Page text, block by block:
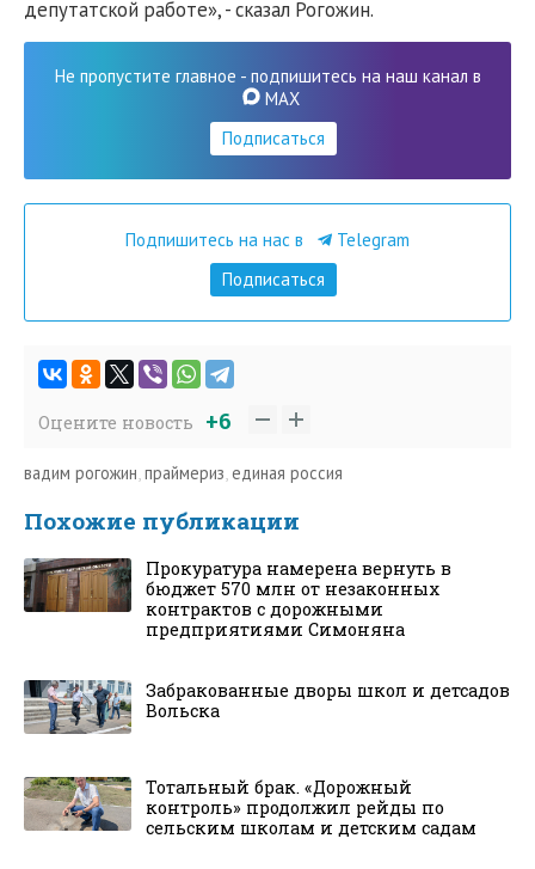
депутатской работе», - сказал Рогожин.
Не пропустите главное - подпишитесь на наш канал в
MAX
Подписаться
Подпишитесь на нас в
Telegram
Подписаться
Оцените новость +6
вадим рогожин,праймериз, единая россия
Похожие публикации
Прокуратура намерена вернуть в
бюджет 570 млн от незаконных
контрактов с дорожными
предприятиями Симоняна
Забракованные дворы школ и детсадов
Вольска
Тотальный брак. «Дорожный
контроль» продолжил рейды по
сельским школам и детским садам